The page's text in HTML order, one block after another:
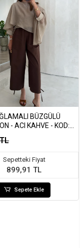
BÜZGÜLÜ
- ACI KAHVE - KOD:
Sepetteki Fiyat
899,91 TL
Sepete Ekle